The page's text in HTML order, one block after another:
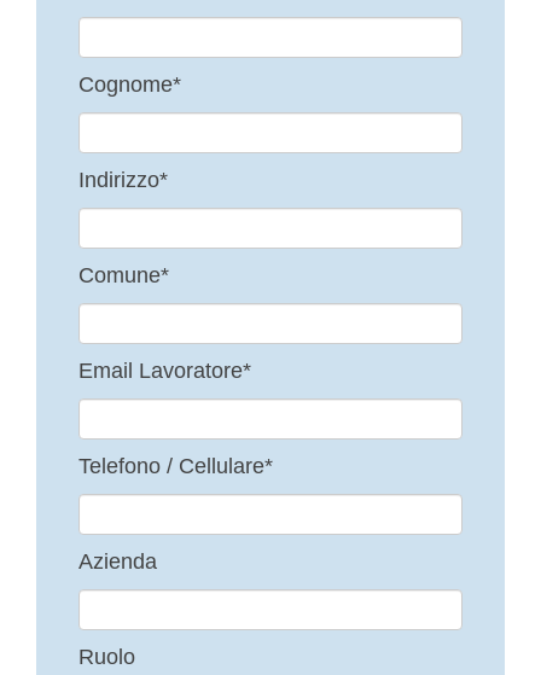
Cognome*
Indirizzo*
Comune*
Email Lavoratore*
Telefono / Cellulare*
Azienda
Ruolo